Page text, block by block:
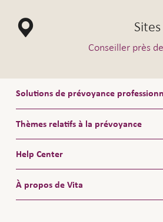
Sites
Conseiller près
Solutions de prévoyance
Thèmes relatifs à la prévoyance
Help Center
À propos de Vita